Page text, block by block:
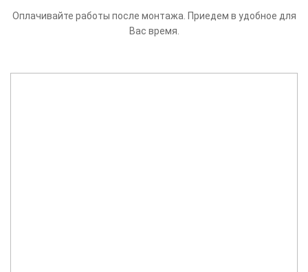
Оплачивайте работы после монтажа. Приедем в удобное для
Вас время.